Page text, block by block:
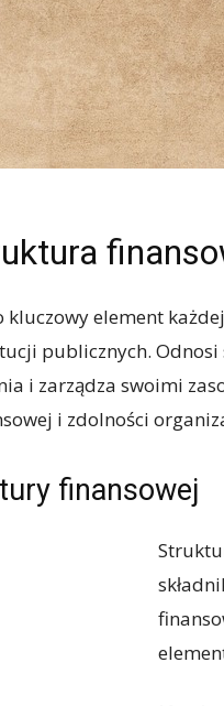
element
publicznych.
i zarządza swoimi
i zdolności
finansowej